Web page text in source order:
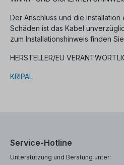
Der Anschluss und die
Schäden ist das Kabel
zum Installationshinweis finden
HERSTELLER/EU
KRIPAL
Service-Hotline
Unterstützung und Beratung unter: